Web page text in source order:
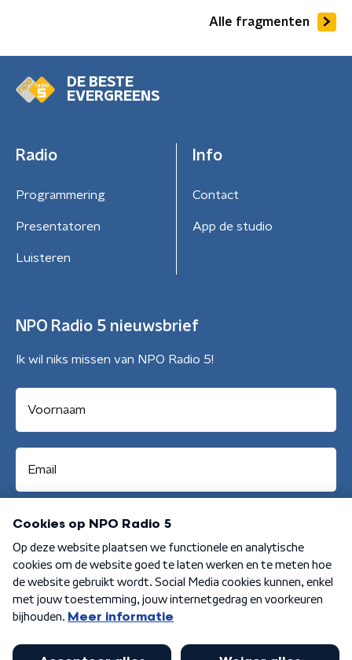
Alle fragmenten
DE BESTE
EVERGREENS
Radio
Programmering
Presentatoren
Luisteren
Info
Contact
App de studio
NPO Radio 5 nieuwsbrief
Ik wil niks missen van NPO Radio 5!
Aanmelden
Algemene voorwaarden